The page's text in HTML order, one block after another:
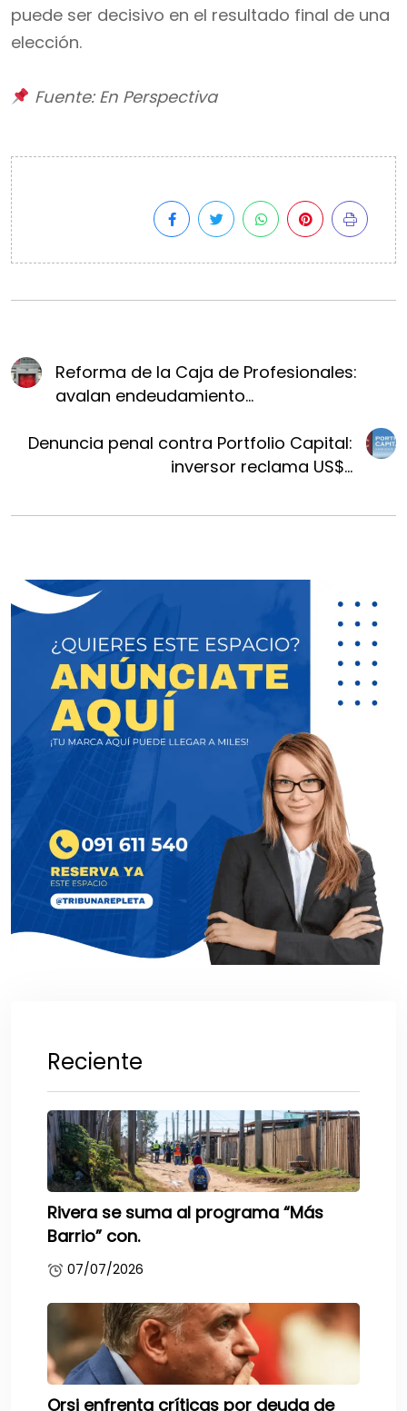
puede ser decisivo en el resultado final de una
elección.
Fuente: En Perspectiva
Reforma de la Caja de Profesionales:
avalan endeudamiento...
Denuncia penal contra Portfolio Capital:
inversor reclama US$...
Reciente
Rivera se suma al programa “Más
Barrio” con.
07/07/2026
Orsi enfrenta críticas por deuda de